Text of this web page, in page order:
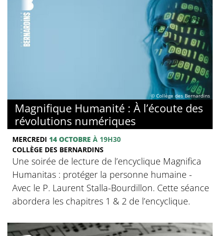
© Collège des Bernardins
Magnifique Humanité : À l’écoute des
révolutions numériques
MERCREDI 14 OCTOBRE À 19H30
COLLÈGE DES BERNARDINS
Une soirée de lecture de l’encyclique Magnifica
Humanitas : protéger la personne humaine -
Avec le P. Laurent Stalla-Bourdillon. Cette séance
abordera les chapitres 1 & 2 de l’encyclique.